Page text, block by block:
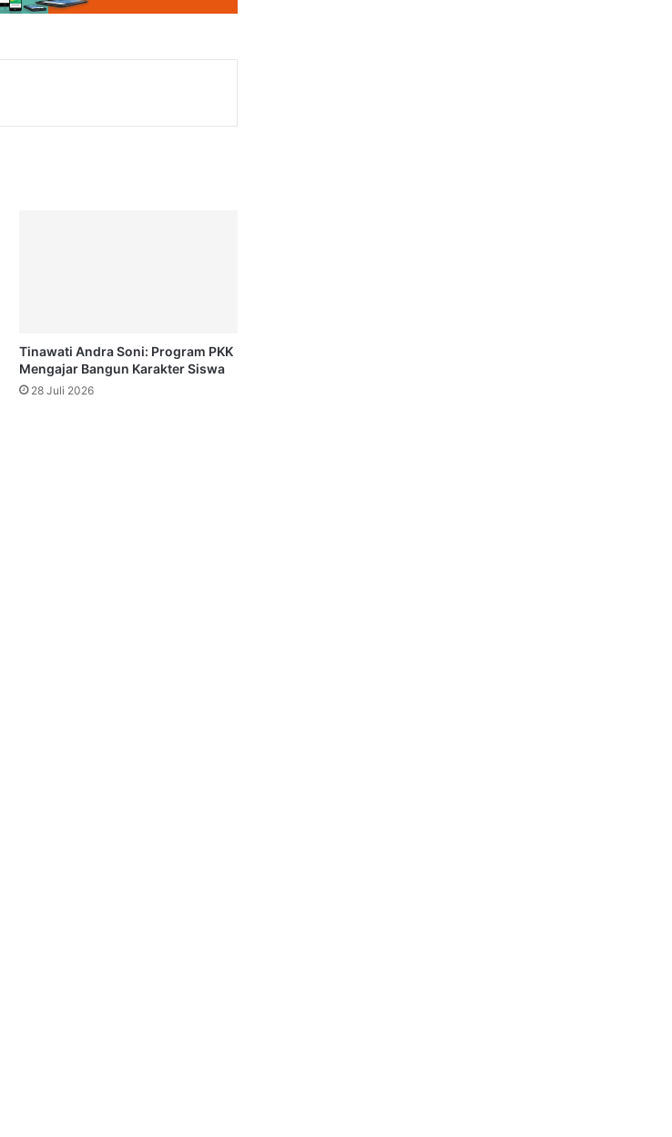
Tinawati Andra Soni: Program PKK
Mengajar Bangun Karakter Siswa
28 Juli 2026